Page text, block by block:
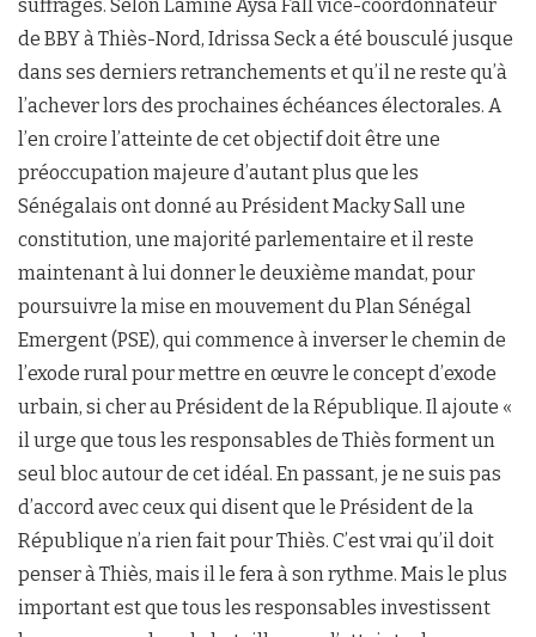
suffrages. Selon Lamine Aysa Fall vice-coordonnateur
de BBY à Thiès-Nord, Idrissa Seck a été bousculé jusque
dans ses derniers retranchements et qu’il ne reste qu’à
l’achever lors des prochaines échéances électorales. A
l’en croire l’atteinte de cet objectif doit être une
préoccupation majeure d’autant plus que les
Sénégalais ont donné au Président Macky Sall une
constitution, une majorité parlementaire et il reste
maintenant à lui donner le deuxième mandat, pour
poursuivre la mise en mouvement du Plan Sénégal
Emergent (PSE), qui commence à inverser le chemin de
l’exode rural pour mettre en œuvre le concept d’exode
urbain, si cher au Président de la République. Il ajoute «
il urge que tous les responsables de Thiès forment un
seul bloc autour de cet idéal. En passant, je ne suis pas
d’accord avec ceux qui disent que le Président de la
République n’a rien fait pour Thiès. C’est vrai qu’il doit
penser à Thiès, mais il le fera à son rythme. Mais le plus
important est que tous les responsables investissent